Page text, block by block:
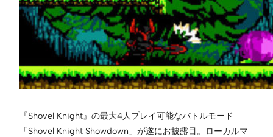
『Shovel Knight』の最大4人プレイ可能なバトルモード
「Shovel Knight Showdown」が遂にお披露目。ローカルマ